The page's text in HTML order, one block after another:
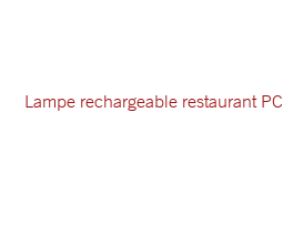
Lampe rechargeable restaurant PC